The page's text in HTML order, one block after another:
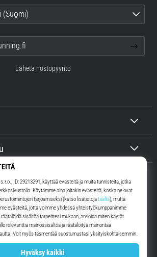
Top4Running.fi
sinua lähtemään ulos juoksemaan.
Kanssamme. Joka päivä.
(Suo̯mi)
Lähetä nostopyyntö